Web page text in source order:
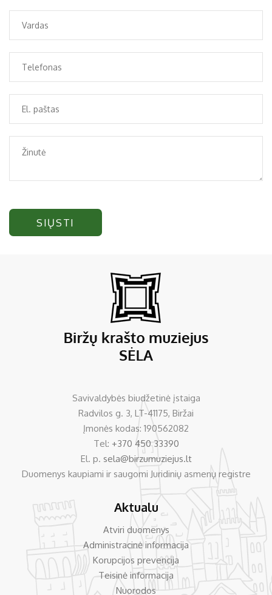
SIŲSTI
Savivaldybės biudžetinė įstaiga
Radvilos g. 3, LT-41175, Biržai
Įmonės kodas: 190562082
Tel: +370 450 33390
El. p. sela@birzumuziejus.lt
Duomenys kaupiami ir saugomi Juridinių asmenų registre
Aktualu
Atviri duomenys
Administracinė informacija
Korupcijos prevencija
Teisinė informacija
Nuorodos